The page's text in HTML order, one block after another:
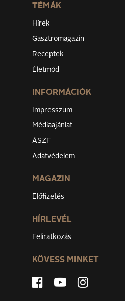
TÉMÁK
Hírek
Gasztromagazin
Receptek
Életmód
INFORMÁCIÓK
Impresszum
Médiaajánlat
ÁSZF
Adatvédelem
MAGAZIN
Előfizetés
HÍRLEVÉL
Feliratkozás
KÖVESS MINKET